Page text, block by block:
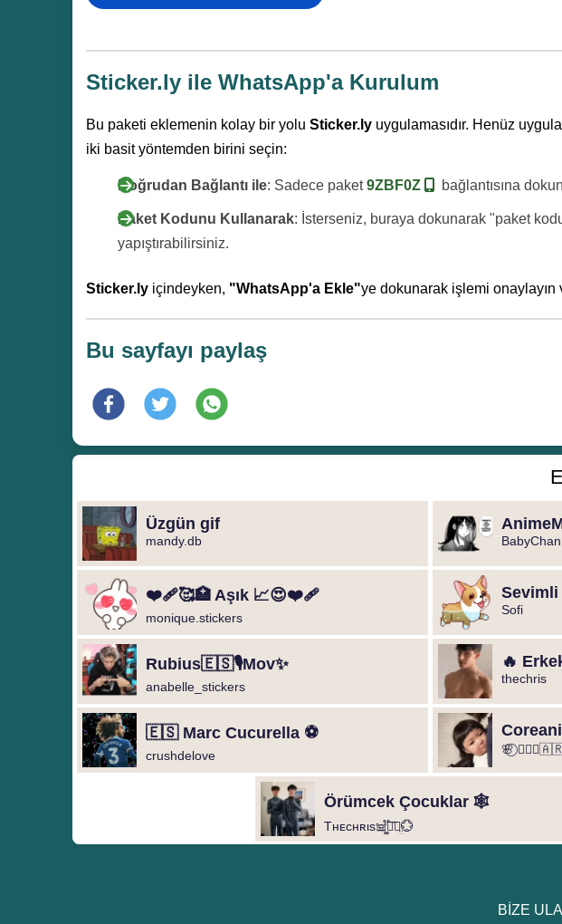
Sticker.ly ile WhatsApp'a Kurulum
Bu paketi eklemenin kolay bir yolu Sticker.ly uygulamasıdır. Henüz
iki basit yöntemden birini seçin:
Doğrudan Bağlantı ile: Sadece paket9ZBF0Z bağlantısına
Paket Kodunu Kullanarak: İsterseniz, buraya dokunarak "paket
yapıştırabilirsiniz.
Sticker.ly içindeyken, "WhatsApp'a Ekle"ye dokunarak işlemi onaylayın
Bu sayfayı paylaş
Üzgün gif
mandy.db BabyChan
❤️‍🩹🥰🏥 Aşık 📈😍❤️‍🩹
monique.stickers
Sofi
Rubius🇪🇸🎙️Mov✨
anabelle_stickers
🔥
thechris
🇪🇸 Marc Cucurella ⚽️
crushdelove 🌸⃝
Örümcek Çocuklar 🕸️
Tнᴇcнʀιs𖠌͚֟፝͞⚣︎̤̫💮
BİZE